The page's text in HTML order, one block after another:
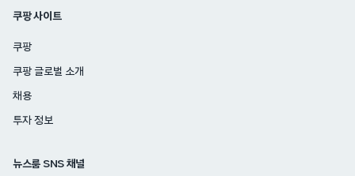
쿠팡 사이트
쿠팡
쿠팡 글로벌 소개
채용
투자 정보
뉴스룸 SNS 채널